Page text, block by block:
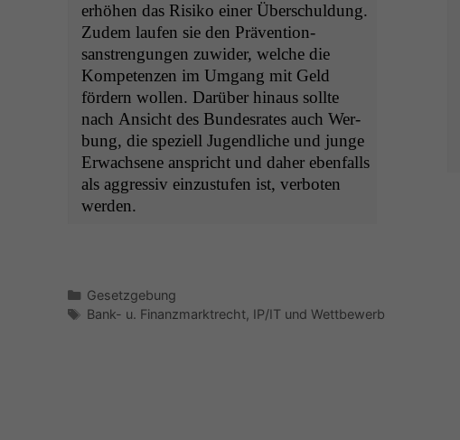
erhöhen das Risiko ein­er Über­schul­dung.
Zudem laufen sie den Präven­tion­
sanstren­gun­gen zuwider, welche die
Kom­pe­ten­zen im Umgang mit Geld
fördern wollen. Darüber hin­aus sollte
nach Ansicht des Bun­desrates auch Wer­
bung, die speziell Jugendliche und junge
Erwach­sene anspricht und daher eben­falls
als aggres­siv einzustufen ist, ver­boten
werden.
Kategorien
Gesetzgebung
Schlagwörter
Bank- u. Finanzmarktrecht, IP/IT und Wettbewerb